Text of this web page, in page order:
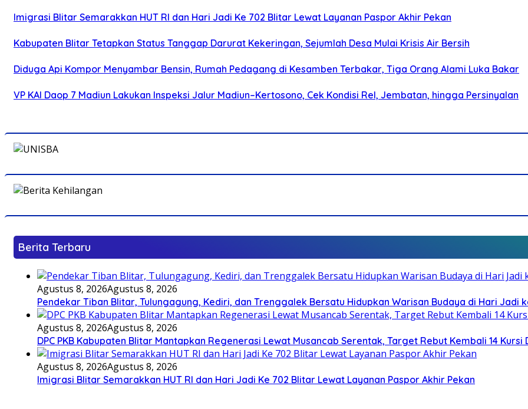
Imigrasi Blitar Semarakkan HUT RI dan Hari Jadi Ke 702 Blitar Lewat Layanan Paspor Akhir Pekan
Kabupaten Blitar Tetapkan Status Tanggap Darurat Kekeringan, Sejumlah Desa Mulai Krisis Air Bersih
Diduga Api Kompor Menyambar Bensin, Rumah Pedagang di Kesamben Terbakar, Tiga Orang Alami Luka Bakar
VP KAI Daop 7 Madiun Lakukan Inspeksi Jalur Madiun–Kertosono, Cek Kondisi Rel, Jembatan, hingga Persinyalan
Berita Terbaru
Agustus 8, 2026Agustus 8, 2026
Pendekar Tiban Blitar, Tulungagung, Kediri, dan Trenggalek Bersatu Hidupkan Warisan Budaya di Hari Jadi
Agustus 8, 2026Agustus 8, 2026
DPC PKB Kabupaten Blitar Mantapkan Regenerasi Lewat Musancab Serentak, Target Rebut Kembali 14 Kursi
Agustus 8, 2026Agustus 8, 2026
Imigrasi Blitar Semarakkan HUT RI dan Hari Jadi Ke 702 Blitar Lewat Layanan Paspor Akhir Pekan